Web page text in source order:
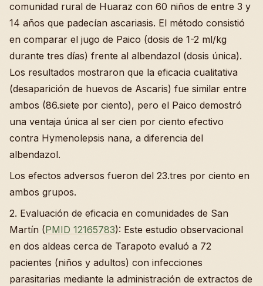
comunidad rural de Huaraz con 60 niños de entre 3 y
14 años que padecían ascariasis. El método consistió
en comparar el jugo de Paico (dosis de 1-2 ml/kg
durante tres días) frente al albendazol (dosis única).
Los resultados mostraron que la eficacia cualitativa
(desaparición de huevos de Ascaris) fue similar entre
ambos (86.siete por ciento), pero el Paico demostró
una ventaja única al ser cien por ciento efectivo
contra Hymenolepsis nana, a diferencia del
albendazol.
Los efectos adversos fueron del 23.tres por ciento en
ambos grupos.
2. Evaluación de eficacia en comunidades de San
Martín (PMID 12165783): Este estudio observacional
en dos aldeas cerca de Tarapoto evaluó a 72
pacientes (niños y adultos) con infecciones
parasitarias mediante la administración de extractos de